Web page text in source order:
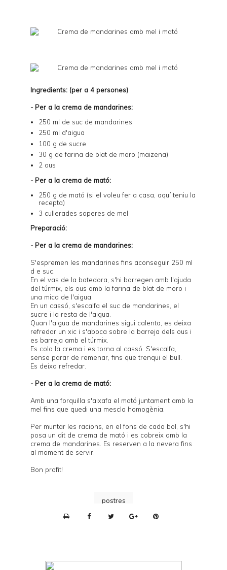
Ingredients: (per a 4 persones)
- Per a la crema de mandarines:
250 ml de suc de mandarines
250 ml d'aigua
100 g de sucre
30 g de farina de blat de moro (maizena)
2 ous
- Per a la crema de mató:
250 g de mató (si el voleu fer a casa, aquíteniu la
recepta)
3 cullerades soperes de mel
Preparació:
- Per a la crema de mandarines:
S'espremen les mandarines fins aconseguir 250 ml
d e suc.
En el vas de la batedora, s'hi barregen amb l'ajuda
del túrmix, els ous amb la farina de blat de moro i
una mica de l'aigua.
En un cassó, s'escalfa el suc de mandarines, el
sucre i la resta de l'aigua.
Quan l'aigua de mandarines sigui calenta, es deixa
refredar un xic i s'aboca sobre la barreja dels ous i
es barreja amb el túrmix.
Es cola la crema i es torna al cassó. S'escalfa,
sense parar de remenar, fins que trenqui el bull.
Es deixa refredar.
- Per a la crema de mató:
Amb una forquilla s'aixafa el mató juntament amb la
mel fins que quedi una mescla homogènia.
Per muntar les racions, en el fons de cada bol, s'hi
posa un dit de crema de mató i es cobreix amb la
crema de mandarines. Es reserven a la nevera fins
al moment de servir.
Bon profit!
postres
n